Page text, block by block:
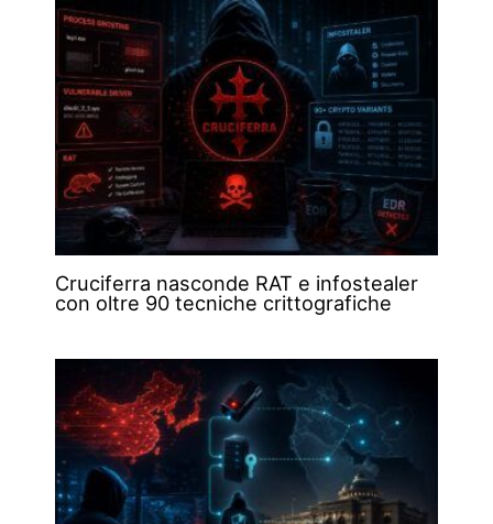
Cruciferra nasconde RAT e infostealer
con oltre 90 tecniche crittografiche